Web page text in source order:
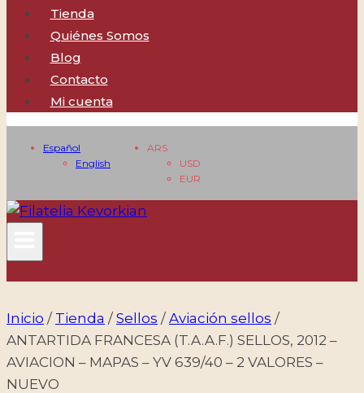
Tienda
Quiénes Somos
Blog
Contacto
Mi cuenta
Español
English
ARS
USD
EUR
Inicio / Tienda / Sellos / Aviación sellos /
ANTARTIDA FRANCESA (T.A.A.F.) SELLOS, 2012 –
AVIACION – MAPAS – YV 639/40 – 2 VALORES –
NUEVO